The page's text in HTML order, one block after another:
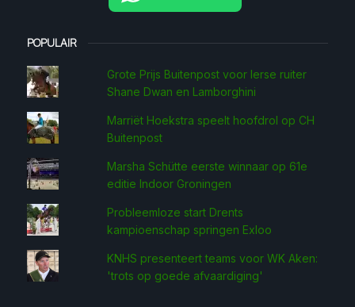
POPULAIR
Grote Prijs Buitenpost voor Ierse ruiter
Shane Dwan en Lamborghini
Marriët Hoekstra speelt hoofdrol op CH
Buitenpost
Marsha Schütte eerste win­naar op 61e
editie Indoor Groningen
Probleemloze start Drents
kampioenschap springen Exloo
KNHS presenteert teams voor WK Aken:
'trots op goede afvaardiging'